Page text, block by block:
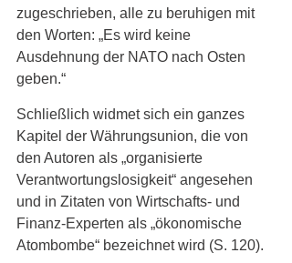
zugeschrieben, alle zu beruhigen mit
den Worten: „Es wird keine
Ausdehnung der NATO nach Osten
geben.“
Schließlich widmet sich ein ganzes
Kapitel der Währungsunion, die von
den Autoren als „organisierte
Verantwortungslosigkeit“ angesehen
und in Zitaten von Wirtschafts- und
Finanz-Experten als „ökonomische
Atombombe“ bezeichnet wird (S. 120).